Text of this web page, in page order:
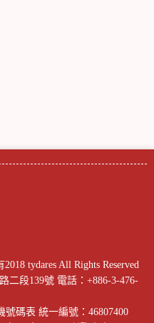
tydares All Rights Reserved
二段139號 電話：+886-3-476-
號碼表 統一編號：46807400